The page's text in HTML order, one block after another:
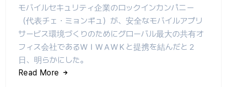
モバイルセキュリティ企業のロックインカンパニー
（代表チェ・ミョンギュ）が、安全なモバイルアプリ
サービス環境づくりのためにグローバル最大の共有オ
フィス会社であるＷＩＷＡＷＫと提携を結んだと２
日、明らかにした。
Read More